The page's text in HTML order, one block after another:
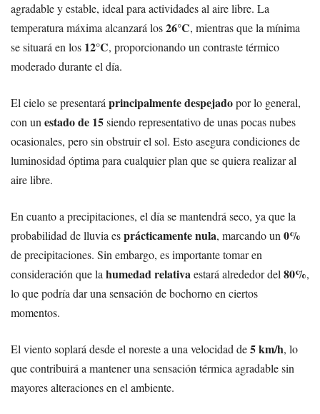
agradable y estable, ideal para actividades al aire libre. La
temperatura máxima alcanzará los26°C, mientras que la mínima
se situará en los 12°C, proporcionando un contraste térmico
moderado durante el día.
El cielo se presentaráprincipalmente despejadopor lo general,
con unestado de 15siendo representativo de unas pocas nubes
ocasionales, pero sin obstruir el sol. Esto asegura condiciones de
luminosidad óptima para cualquier plan que se quiera realizar al
aire libre.
En cuanto a precipitaciones, el día se mantendrá seco, ya que la
probabilidad de lluvia esprácticamente nula, marcando un0%
de precipitaciones. Sin embargo, es importante tomar en
consideración que lahumedad relativaestará alrededor del80%,
lo que podría dar una sensación de bochorno en ciertos
momentos.
El viento soplará desde el noreste a una velocidad de5 km/h, lo
que contribuirá a mantener una sensación térmica agradable sin
mayores alteraciones en el ambiente.